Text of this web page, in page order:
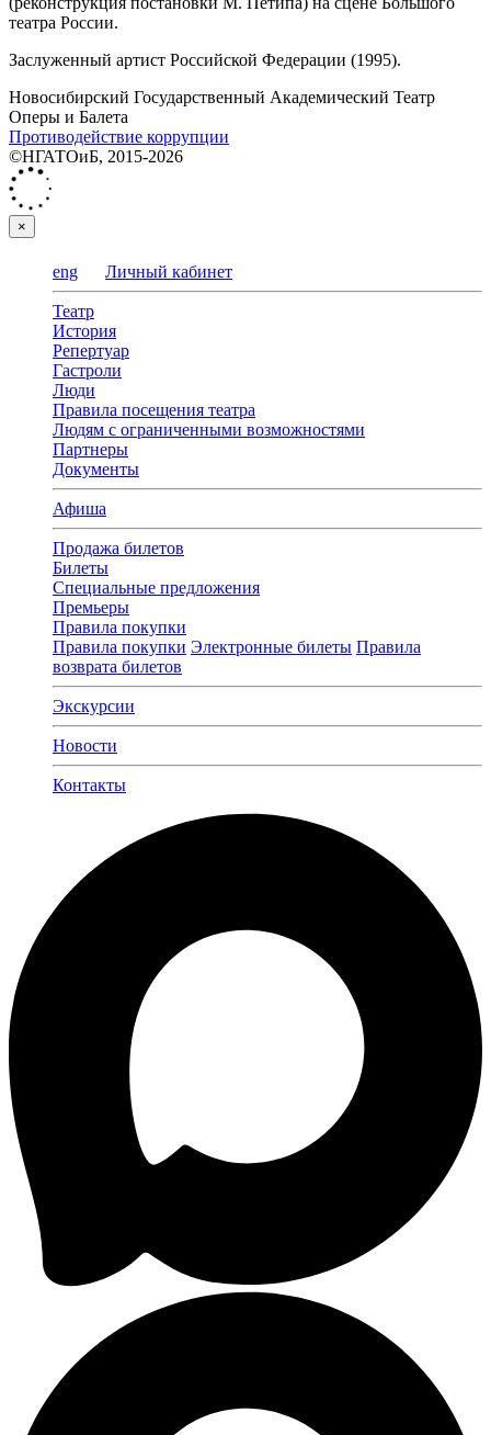
театра России.
Заслуженный артист Российской Федерации (1995).
Новосибирский Государственный Академический Театр
Оперы и Балета
Противодействие коррупции
©НГАТОиБ, 2015-2026
×
eng Личный кабинет
Театр
История
Репертуар
Гастроли
Люди
Правила посещения театра
Людям с ограниченными возможностями
Партнеры
Документы
Афиша
Продажа билетов
Билеты
Специальные предложения
Премьеры
Правила покупки
Правила покупки Электронные билеты Правила
возврата билетов
Экскурсии
Новости
Контакты